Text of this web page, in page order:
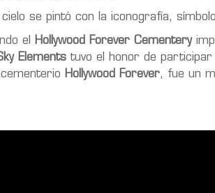
se pintó con la iconografía,
el Hollywood Forever Cementery
Elements tuvo el honor de participar
Hollywood Forever, fue un